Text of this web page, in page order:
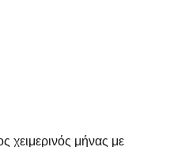
χειμερινός μήνας με